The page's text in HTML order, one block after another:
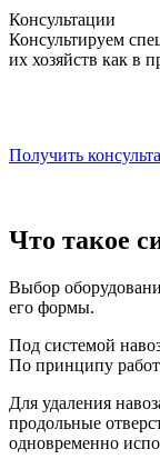
Консультации
Консультируем
их хозяйств как в
Получить
Что такое
Выбор
его формы.
Под системой
По принципу
Для удаления
продольные
одновременно